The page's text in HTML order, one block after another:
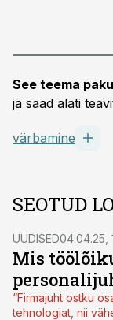
See teema
ja saad alati
värbamine
SEOTUD
UUDISED04.04.25,
Mis
“Firmajuht ostku
tehnologiat, nii